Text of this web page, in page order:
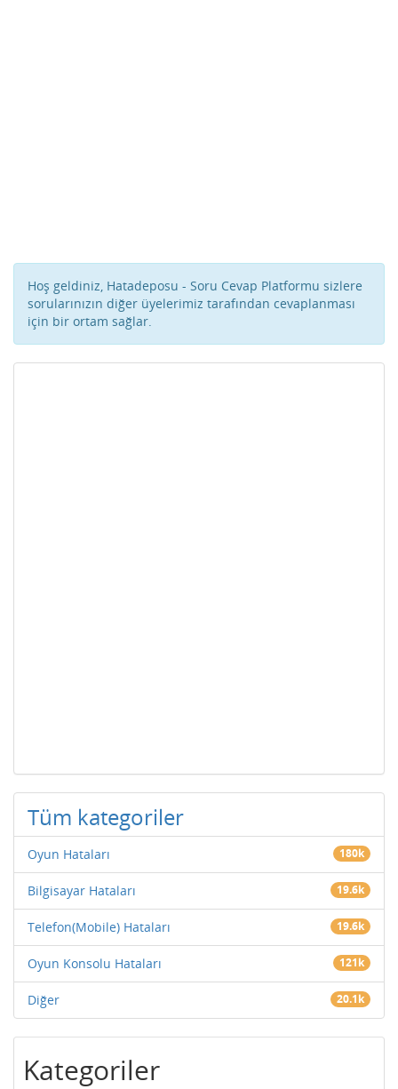
Hoş geldiniz, Hatadeposu - Soru Cevap Platformu sizlere
sorularınızın diğer üyelerimiz tarafından cevaplanması
için bir ortam sağlar.
Tüm kategoriler
Oyun Hataları 180k
Bilgisayar Hataları 19.6k
Telefon(Mobile) Hataları 19.6k
Oyun Konsolu Hataları 121k
Diğer 20.1k
Kategoriler